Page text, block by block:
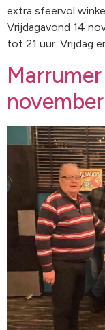
extra sfeervol
Vrijdagavond 14
tot 21 uur. Vrijdag